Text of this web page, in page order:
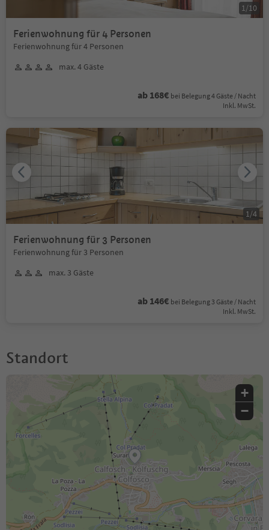
Ferienwohnung für 4 Personen
Ferienwohnung für 4 Personen
max. 4 Gäste
ab 168€ bei Belegung 4 Gäste / Nacht
Inkl. MwSt.
1/10
Ferienwohnung für 3 Personen
Ferienwohnung für 3 Personen
max. 3 Gäste
ab 146€ bei Belegung 3 Gäste / Nacht
Inkl. MwSt.
1/4
Standort
+
−